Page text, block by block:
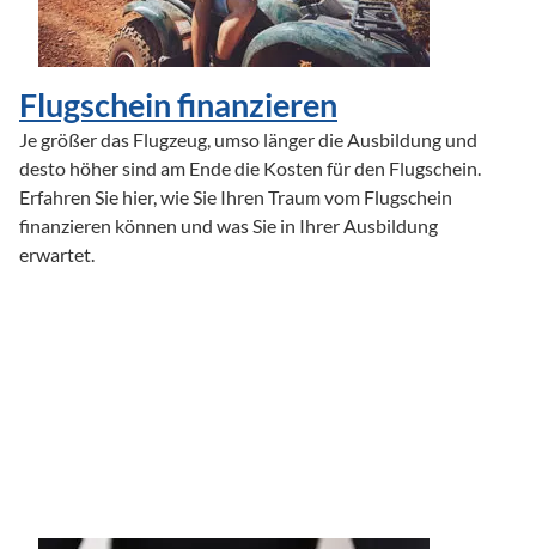
Flugschein finanzieren
Je größer das Flugzeug, umso länger die Ausbildung und
desto höher sind am Ende die Kosten für den Flugschein.
Erfahren Sie hier, wie Sie Ihren Traum vom Flugschein
finanzieren können und was Sie in Ihrer Ausbildung
erwartet.